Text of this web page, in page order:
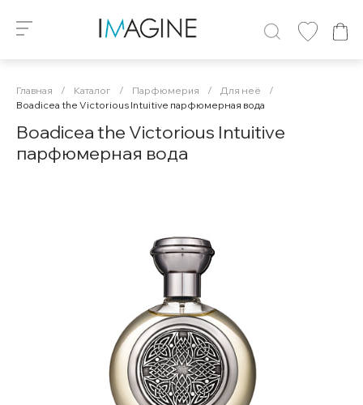
Главная / Каталог / Парфюмерия / Для неё
/
Boadicea the Victorious Intuitive парфюмерная вода
Boadicea the Victorious Intuitive
парфюмерная вода